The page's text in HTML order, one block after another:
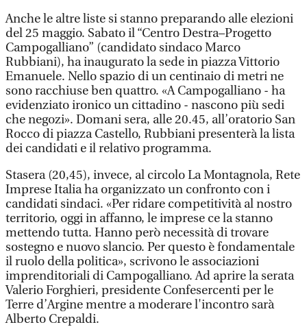
Anche le altre liste si stanno preparando alle elezioni
del 25 maggio. Sabato il “Centro Destra–Progetto
Campogalliano” (candidato sindaco Marco
Rubbiani), ha inaugurato la sede in piazza Vittorio
Emanuele. Nello spazio di un centinaio di metri ne
sono racchiuse ben quattro. «A Campogalliano - ha
evidenziato ironico un cittadino - nascono più sedi
che negozi». Domani sera, alle 20.45, all’oratorio San
Rocco di piazza Castello, Rubbiani presenterà la lista
dei candidati e il relativo programma.
Stasera (20,45), invece, al circolo La Montagnola, Rete
Imprese Italia ha organizzato un confronto con i
candidati sindaci. «Per ridare competitività al nostro
territorio, oggi in affanno, le imprese ce la stanno
mettendo tutta. Hanno però necessità di trovare
sostegno e nuovo slancio. Per questo è fondamentale
il ruolo della politica», scrivono le associazioni
imprenditoriali di Campogalliano. Ad aprire la serata
Valerio Forghieri, presidente Confesercenti per le
Terre d’Argine mentre a moderare l'incontro sarà
Alberto Crepaldi.